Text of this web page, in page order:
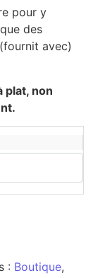
pour y
des
avec)
plat, non
: Boutique,